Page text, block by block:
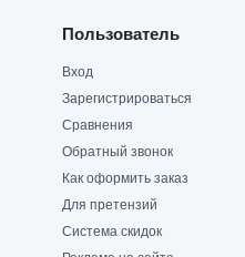
Пользователь
Вход
Зарегистрироваться
Сравнения
Обратный звонок
Как оформить заказ
Для претензий
Система скидок